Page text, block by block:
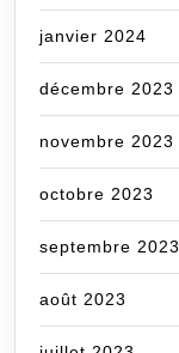
janvier 2024
décembre 2023
novembre 2023
octobre 2023
septembre 2023
août 2023